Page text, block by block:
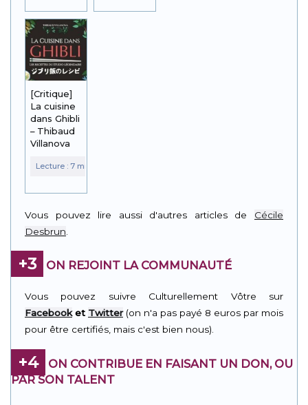
[Critique]
La cuisine
dans Ghibli
– Thibaud
Villanova
Vous pouvez lire aussi d'autres articles de Cécile
Desbrun
+3 ON REJOINT LA COMMUNAUTÉ
Vous pouvez suivre Culturellement Vôtre sur
Facebooket Twitter(on n'a pas payé 8 euros par mois
pour être certifiés, mais c'est bien nous).
+4
ON CONTRIBUE EN FAISANT UN DON, OU
PAR SON TALENT